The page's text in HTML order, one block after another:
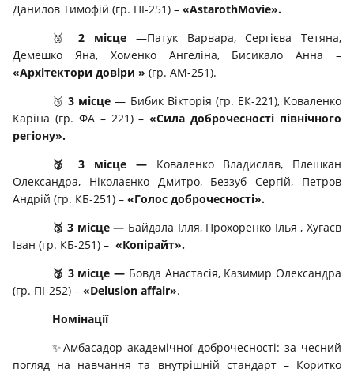
Данилов Тимофій (гр. ПІ-251) – «AstarothMovie».
🥈2 місце —Патук Варвара, Сергієва Тетяна,
Демешко Яна, Хоменко Ангеліна, Бисикало Анна –
«Архітектори довіри » (гр. АМ-251).
🥉3 місце — Бибик Вікторія (гр. ЕК-221), Коваленко
Каріна (гр. ФА – 221) –«Сила доброчесності північного
регіону».
🥉
3 місце — Коваленко Владислав, Плешкан
Олександра, Ніколаєнко Дмитро, Беззуб Сергій, Петров
Андрій (гр. КБ-251) – «Голос доброчесності».
🥉 3 місце — Байдала Ілля, Прохоренко Ілья , Хугаєв
Іван (гр. КБ-251) – «Копірайт».
🥉 3 місце — Бовда Анастасія, Казимир Олександра
(гр. ПІ-252) – «Delusion affair».
Номінації
✨Амбасадор академічної доброчесності: за чесний
погляд на навчання та внутрішній стандарт – Коритко